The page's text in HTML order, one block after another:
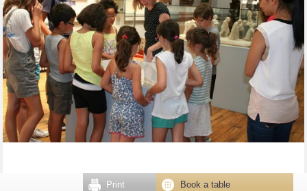
Book a table
Print